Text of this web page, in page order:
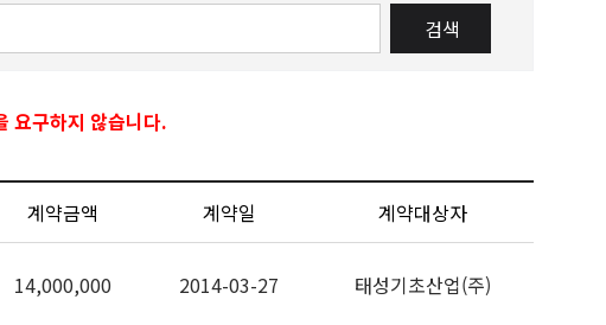
검색
요구하지 않습니다.
계약금액 계약일 계약대상자
14,000,000 2014-03-27 태성기초산업(주)